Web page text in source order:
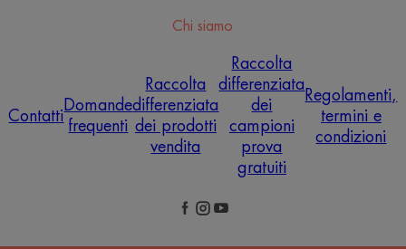
Chi siamo
Contatti
Domande
frequenti
Raccolta
differenziata
dei prodotti
vendita
Raccolta
differenziata
dei
campioni
prova
gratuiti
Regolamenti,
termini e
condizioni